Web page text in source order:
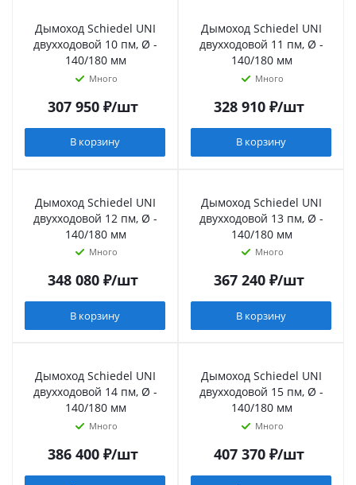
Дымоход Schiedel UNI
двухходовой 10 пм, Ø -
140/180 мм
Много
307 950₽/шт
В корзину
Дымоход Schiedel UNI
двухходовой 11 пм, Ø -
140/180 мм
Много
328 910₽/шт
В корзину
Дымоход Schiedel UNI
двухходовой 12 пм, Ø -
140/180 мм
Много
348 080₽/шт
В корзину
Дымоход Schiedel UNI
двухходовой 13 пм, Ø -
140/180 мм
Много
367 240₽/шт
В корзину
Дымоход Schiedel UNI
двухходовой 14 пм, Ø -
140/180 мм
Много
386 400₽/шт
Дымоход Schiedel UNI
двухходовой 15 пм, Ø -
140/180 мм
Много
407 370₽/шт